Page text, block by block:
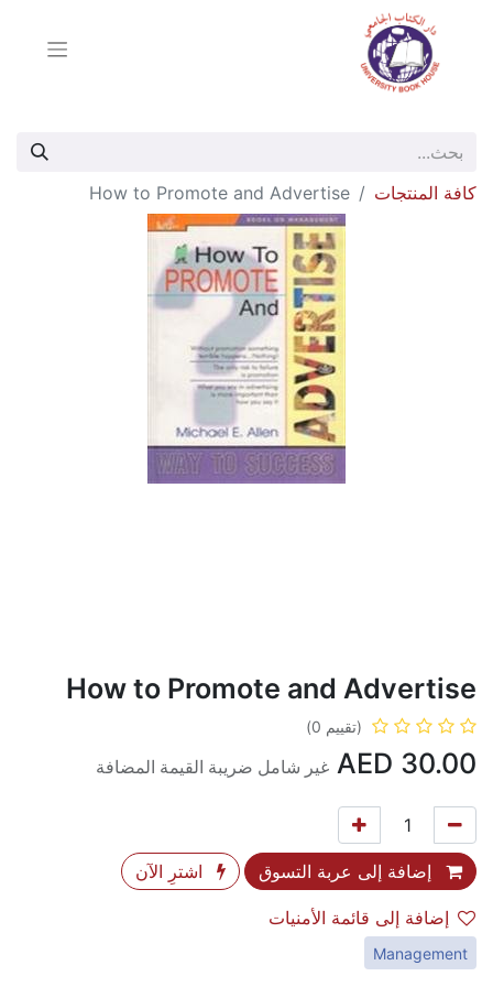
كافة المنتجات How to Promote and Advertise
How to Promote and Advertise
(تقييم 0)
30.00 غير شامل ضريبة القيمة المضافة
إضافة إلى عربة التسوق اشترِ الآن
إضافة إلى قائمة الأمنيات
Management